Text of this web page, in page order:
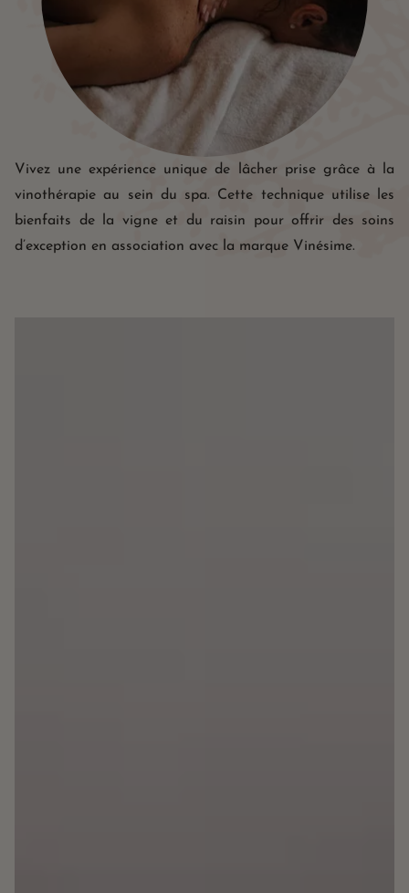
Vivez une expérience unique de lâcher prise grâce à la
vinothérapie au sein du spa. Cette technique utilise les
bienfaits de la vigne et du raisin pour offrir des soins
d’exception en association avec la marque Vinésime.